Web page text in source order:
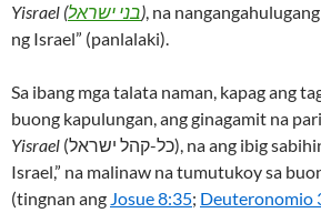
Yisrael (בני ישראל), na
ng Israel” (panlalaki).
Sa ibang mga talata naman, kapag ang
buong kapulungan, ang ginagamit na
Yisrael (כל-קהל ישראל), na ang ibig sabihin ay “kapulungan ng
Israel,” na malinaw na tumutukoy sa
(tingnan ang Josue 8:35; Deuteronomio